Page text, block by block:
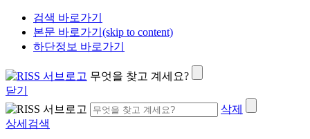
검색 바로가기
본문 바로가기(skip to content)
하단정보 바로가기
무엇을 찾고 계세요?
닫기
삭제
상세검색